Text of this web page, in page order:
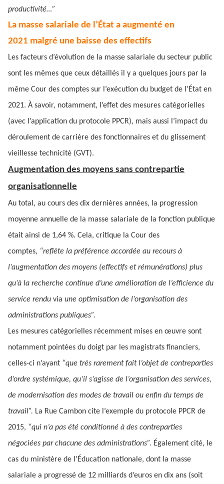
productivité…”
La masse salariale de l’État a augmenté en
2021 malgré une baisse des effectifs
Les facteurs d’évolution de la masse salariale du secteur public
sont les mêmes que ceux détaillés il y a quelques jours par la
même Cour des comptes sur l’exécution du budget de l’État en
2021. À savoir, notamment, l’effet des mesures catégorielles
(avec l’application du protocole PPCR), mais aussi l’impact du
déroulement de carrière des fonctionnaires et du glissement
vieillesse technicité (GVT).
Augmentation des moyens sans contrepartie
organisationnelle
Au total, au cours des dix dernières années, la progression
moyenne annuelle de la masse salariale de la fonction publique
était ainsi de 1,64 %. Cela, critique la Cour des
comptes, “reflète la préférence accordée au recours à
l’augmentation des moyens (effectifs et rémunérations) plus
qu’à la recherche continue d’une amélioration de l’efficience du
service rendu via une optimisation de l’organisation des
administrations publiques”.
Les mesures catégorielles récemment mises en œuvre sont
notamment pointées du doigt par les magistrats financiers,
celles-ci n’ayant “que très rarement fait l’objet de contreparties
d’ordre systémique, qu’il s’agisse de l’organisation des services,
de modernisation des modes de travail ou enfin du temps de
travail”. La Rue Cambon cite l’exemple du protocole PPCR de
2015, “qui n’a pas été conditionné à des contreparties
négociées par chacune des administrations”. Également cité, le
cas du ministère de l’Éducation nationale, dont la masse
salariale a progressé de 12 milliards d’euros en dix ans (soit